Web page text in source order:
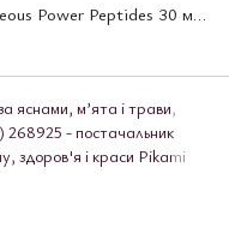
Сироватка з пептидами Geek & Gorgeous Power Peptides 30 мл (330643)